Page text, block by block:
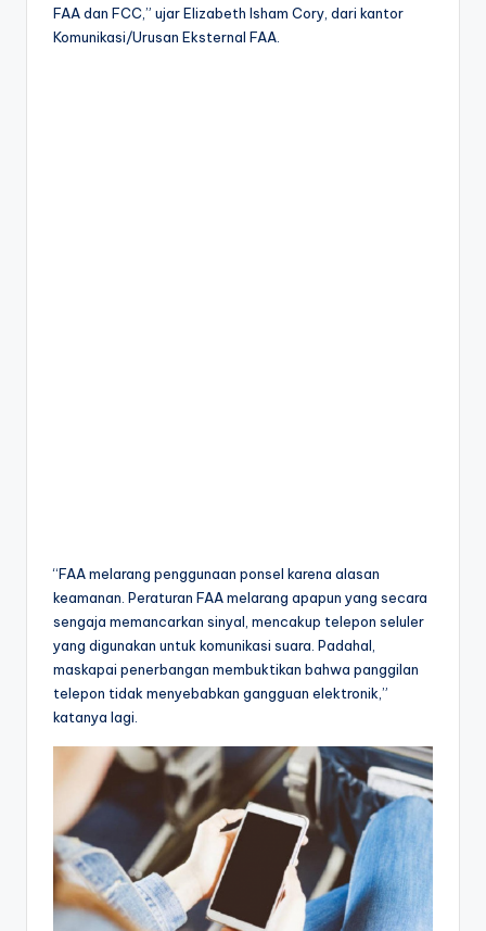
FAA dan FCC,” ujar Elizabeth Isham Cory, dari kantor
Komunikasi/Urusan Eksternal FAA.
“FAA melarang penggunaan ponsel karena alasan
keamanan. Peraturan FAA melarang apapun yang secara
sengaja memancarkan sinyal, mencakup telepon seluler
yang digunakan untuk komunikasi suara. Padahal,
maskapai penerbangan membuktikan bahwa panggilan
telepon tidak menyebabkan gangguan elektronik,”
katanya lagi.